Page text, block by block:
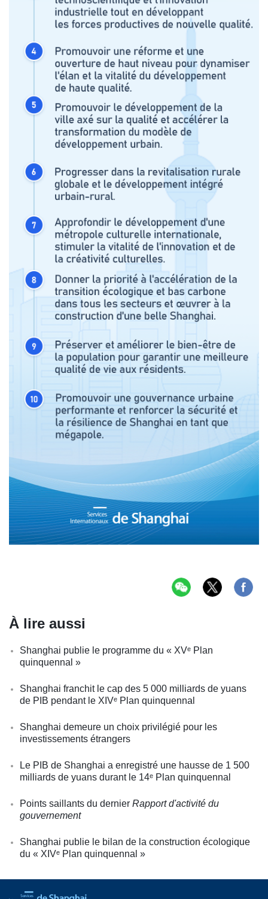
À lire aussi
Shanghai publie le programme du « XVᵉ Plan
quinquennal »
Shanghai franchit le cap des 5 000 milliards de yuans
de PIB pendant le XIVᵉ Plan quinquennal
Shanghai demeure un choix privilégié pour les
investissements étrangers
Le PIB de Shanghai a enregistré une hausse de 1 500
milliards de yuans durant le 14ᵉ Plan quinquennal
Points saillants du dernier Rapport d'activité du
gouvernement
Shanghai publie le bilan de la construction écologique
du « XIVᵉ Plan quinquennal »